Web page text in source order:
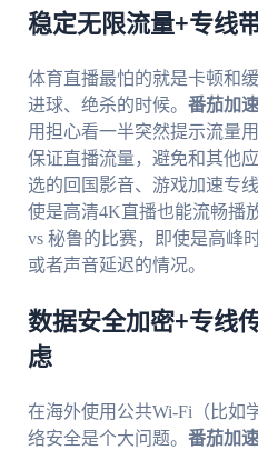
稳定无限流量+专线
体育直播最怕的就是卡顿和
进球、绝杀的时候。 番茄加
用担心看一半突然提示流量
保证直播流量，避免和其他
选的回国影音、游戏加速专
使是高清4K直播也能流畅播
vs 秘鲁的比赛，即使是高峰
或者声音延迟的情况。
数据安全加密+专线
虑
在海外使用公共Wi-Fi（比如
络安全是个大问题。 番茄加